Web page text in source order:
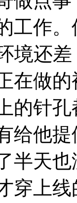
工作
境还
在做
的针
给他
半天
穿上线